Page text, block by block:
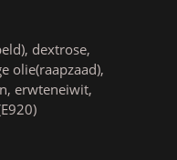
dextrose,
olie(raapzaad),
erwteneiwit,